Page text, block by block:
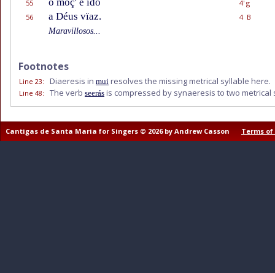
55
4' g
56
a Déus vïaz.
4 B
Maravillosos...
Footnotes
Line 23: Diaeresis in mui resolves the missing metrical syllable here.
Line 48: The verb seerás is compressed by synaeresis to two
Cantigas de Santa Maria for Singers © 2026 by Andrew Casson Terms of